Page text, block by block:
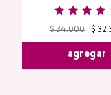
$ 34.000 $ 32.
agregar